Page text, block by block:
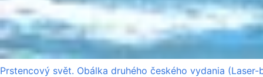
Prstencový svět. Obálka druhého českého vydania (Laser-